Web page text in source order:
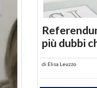
più dubbi
di Elisa Leuzzo